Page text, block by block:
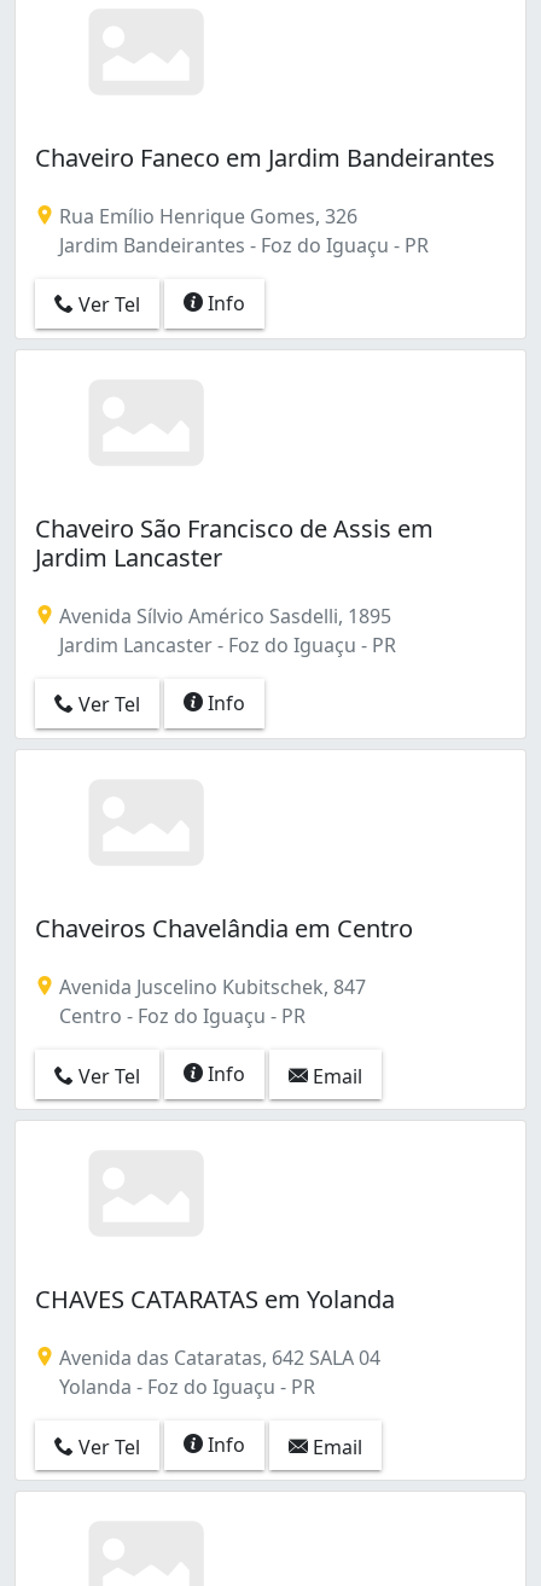
Chaveiro Faneco em Jardim Bandeirantes
Rua Emílio Henrique Gomes, 326
Jardim Bandeirantes - Foz do Iguaçu - PR
Ver Tel Info
Chaveiro São Francisco de Assis em
Jardim Lancaster
Avenida Sílvio Américo Sasdelli, 1895
Jardim Lancaster - Foz do Iguaçu - PR
Ver Tel Info
Chaveiros Chavelândia em Centro
Avenida Juscelino Kubitschek, 847
Centro - Foz do Iguaçu - PR
Ver Tel Info Email
CHAVES CATARATAS em Yolanda
Avenida das Cataratas, 642 SALA 04
Yolanda - Foz do Iguaçu - PR
Ver Tel Info Email